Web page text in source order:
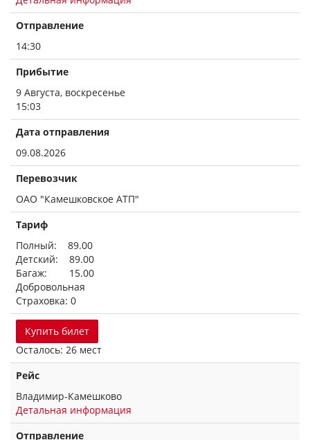
Отправление
14:30
Прибытие
9 Августа, воскресенье
15:03
Дата отправления
09.08.2026
Перевозчик
ОАО "Камешковское АТП"
Тариф
Полный: 89.00
Детский: 89.00
Багаж: 15.00
Добровольная
Страховка: 0
Купить билет
Осталось: 26 мест
Рейс
Владимир-Камешково
Детальная информация
Отправление